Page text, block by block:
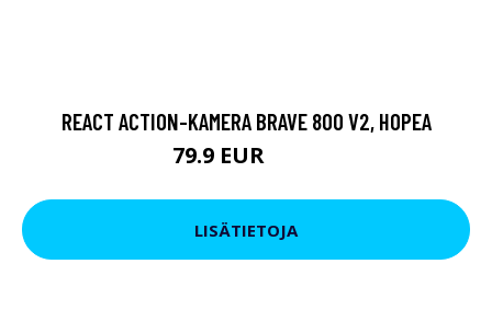
REACT ACTION-KAMERA BRAVE 800 V2, HOPEA
79.9 EUR
LISÄTIETOJA